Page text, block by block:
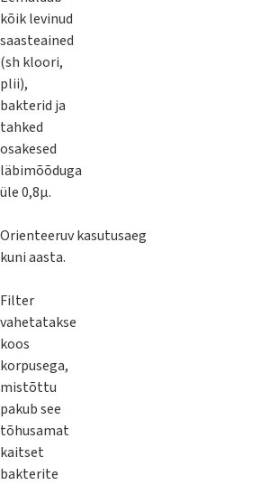
kõik levinud
saasteained
(sh kloori,
plii),
bakterid ja
tahked
osakesed
läbimõõduga
üle 0,8µ.
Orienteeruv kasutusaeg
kuni aasta.
Filter
vahetatakse
koos
korpusega,
mistõttu
pakub see
tõhusamat
kaitset
bakterite